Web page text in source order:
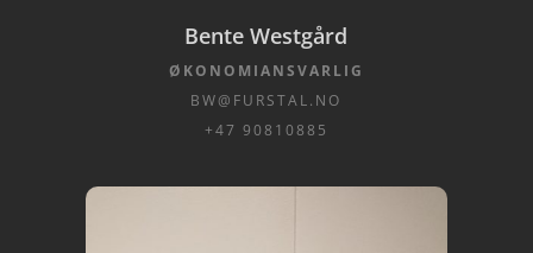
Bente Westgård
ØKONOMIANSVARLIG
BW@FURSTAL.NO
+47 90810885